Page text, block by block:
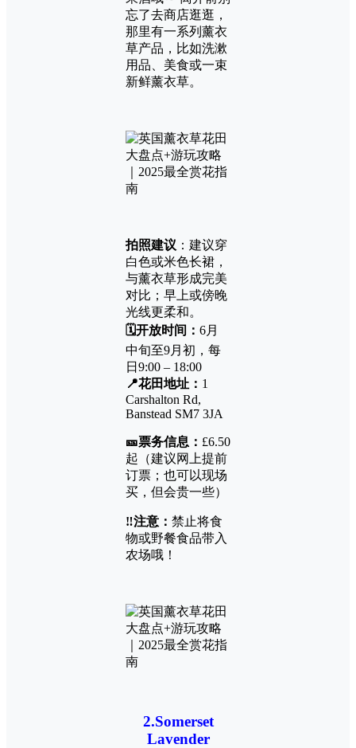
忘了去商店逛逛，
那里有一系列薰衣
草产品，比如洗漱
用品、美食或一束
新鲜薰衣草。
拍照建议 ：建议穿
白色或米色长裙，
与薰衣草形成完美
对比；早上或傍晚
光线更柔和。
🗓️开放时间： 6月
中旬至9月初，每
日9:00 – 18:00
📍花田地址： 1
Carshalton Rd,
Banstead SM7 3JA
🎫票务信息： £6.50
起（建议网上提前
订票；也可以现场
买，但会贵一些）
‼️注意： 禁止将食
物或野餐食品带入
农场哦！
2.Somerset
Lavender